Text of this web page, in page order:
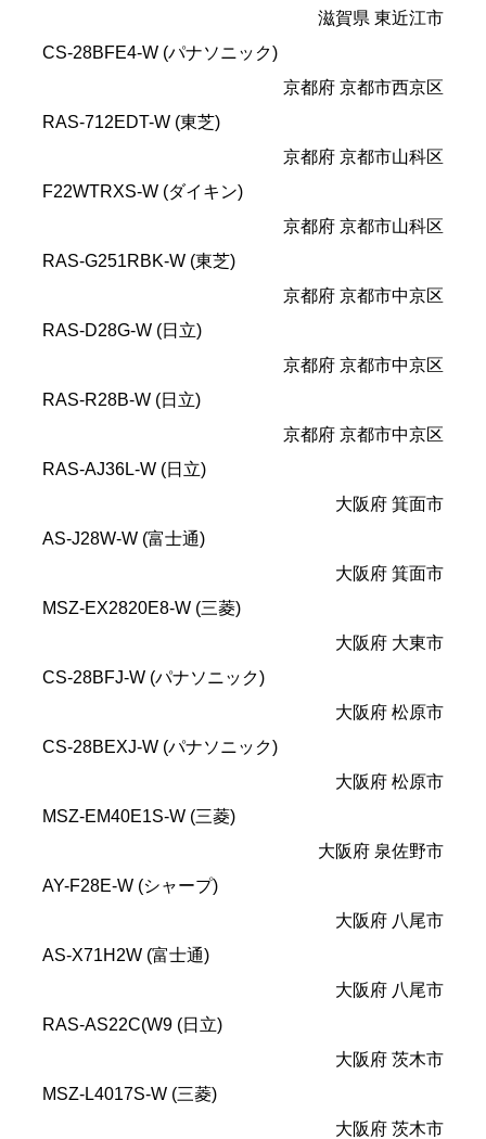
滋賀県 東近江市
CS-28BFE4-W (パナソニック)
京都府 京都市西京区
RAS-712EDT-W (東芝)
京都府 京都市山科区
F22WTRXS-W (ダイキン)
京都府 京都市山科区
RAS-G251RBK-W (東芝)
京都府 京都市中京区
RAS-D28G-W (日立)
京都府 京都市中京区
RAS-R28B-W (日立)
京都府 京都市中京区
RAS-AJ36L-W (日立)
大阪府 箕面市
AS-J28W-W (富士通)
大阪府 箕面市
MSZ-EX2820E8-W (三菱)
大阪府 大東市
CS-28BFJ-W (パナソニック)
大阪府 松原市
CS-28BEXJ-W (パナソニック)
大阪府 松原市
MSZ-EM40E1S-W (三菱)
大阪府 泉佐野市
AY-F28E-W (シャープ)
大阪府 八尾市
AS-X71H2W (富士通)
大阪府 八尾市
RAS-AS22C(W9 (日立)
大阪府 茨木市
MSZ-L4017S-W (三菱)
大阪府 茨木市